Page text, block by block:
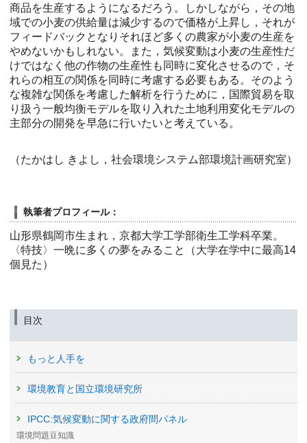
商品を生産するようになるだろう。しかしながら，その地
域での小麦の供給量は減少するので価格が上昇し，それが
フィードバックとなりそれほど多くの農家が小麦の生産を
やめないかもしれない。また，気候変動は小麦の生産性だ
けではなく他の作物の生産性も同時に変化させるので，そ
れらの相互の関係を同時に考慮する必要もある。そのよう
な複雑な関係を考慮した解析を行うために，国際貿易を取
り扱う一般均衡モデルを取り入れた土地利用変化モデルの
主部分の開発を早急に行いたいと考えている。
（たかはし きよし，社会環境システム部環境計画研究室）
執筆者プロフィール：
山形県鶴岡市生まれ，京都大学工学部衛生工学科卒業。
〈特技〉一晩に多くの夢をみること（大学在学中に最高14
個見た）
目次
もっと人手を
環境教育と国立環境研究所
IPCC:気候変動に関する政府間パネル
環境問題豆知識